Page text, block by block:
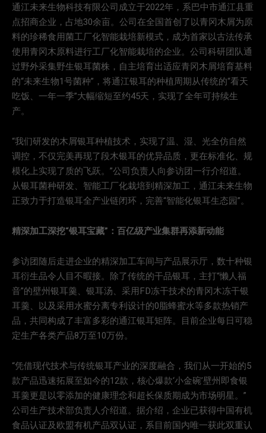
通江未来生物科技有限公司成立于2022年，系巴中市通江县重
点招商企业，占地30余亩。公司在全国首创了以青冈木屑为原
料的珍稀食用菌工厂化智能栽培新模式，成为首家以古法传承
使用青冈木原料进行工厂化智能栽培的企业。公司科研团队通
过野外采集野生银耳菌株，自主培育出适应青冈木屑培育基料
的“未来生物1号菌种”，将通江银耳的种植周期从传统的“看天
吃饭、一年一季”大幅缩短至约45天，实现了全年可持续生
产。
“我们研发的木屑银耳种植技术，实现了温、湿、光全仿自然
调控，不仅完美再现了段木银耳的优异品质，更在标准化、规
模化上实现了质的飞跃。”公司负责人向参访团一行介绍道。
从银耳菌种研发、智能工厂化栽培到精深加工，通江未来生物
正致力于打造银耳全产业链闭环，完善“智能化银耳生态园”。
精深加工深挖“银耳宝藏”：百亿级产业集群再添新动能
参访团随后走进企业的精深加工车间与产品展示厅，数十种银
耳衍生品令人目不暇接。除了传统的干品银耳，主打“懒人福
音”的壁州银耳羹、银耳汤、采用FD冻干技术的青冈木冻干银
耳羹、以及采用水蜜分离专利设计的0脂蜂蜜水等多款热销产
品，共同构成了丰富多彩的通江银耳矩阵。目前企业每日可稳
定生产各类产品8万至10万份。
“凭借现代技术与传统银耳产业的深度融合，我们从一开始的5
款产品迅速拓展至如今的12款，核心爆款‘小金碗’壁州即食银
耳羹更是以零添加的健康理念和超长保质期成为市场明星。”
公司生产技术部负责人介绍道。据介绍，企业已获得中国有机
食品认证及欧盟有机产品双认证，系目前国内唯一获此双重认